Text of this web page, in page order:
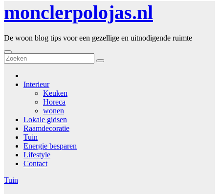
monclerpolojas.nl
De woon blog tips voor een gezellige en uitnodigende ruimte
Interieur
Keuken
Horeca
wonen
Lokale gidsen
Raamdecoratie
Tuin
Energie besparen
Lifestyle
Contact
Tuin